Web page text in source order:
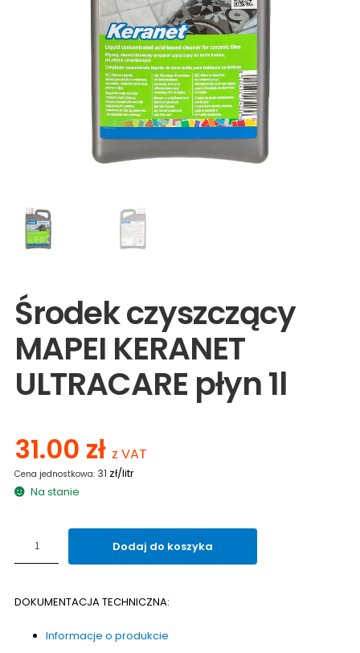
Środek czyszczący
MAPEI KERANET
ULTRACARE płyn 1l
31.00 zł z VAT
31 zł/litr
Na stanie
Środek
czyszczący
KERANET
płyn
Dodaj do koszyka
DOKUMENTACJA TECHNICZNA:
Informacje o produkcie